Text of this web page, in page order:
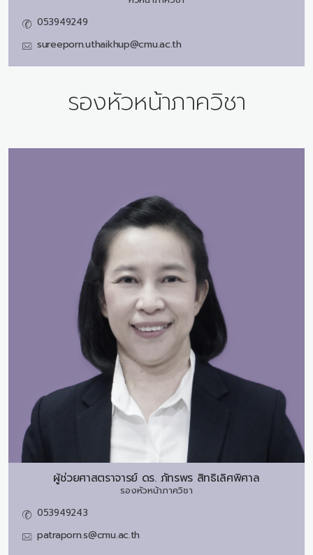
053949249
sureeporn.uthaikhup@cmu.ac.th
รองหัวหน้าภาควิชา
ผู้ช่วยศาสตราจารย์ ดร. ภัทรพร สิทธิเลิศพิศาล
รองหัวหน้าภาควิชา
053949243
patraporn.s@cmu.ac.th